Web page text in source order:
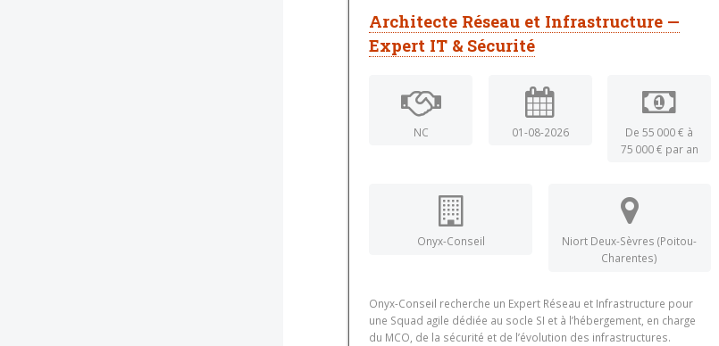
Architecte Réseau et Infrastructure —
Expert IT & Sécurité
NC 01-08-2026
De 55 000 € à
75 000 € par an
Onyx-Conseil
Niort Deux-Sèvres (Poitou-
Charentes)
Onyx-Conseil recherche un Expert Réseau et Infrastructure pour
une Squad agile dédiée au socle SI et à l’hébergement, en charge
du MCO, de la sécurité et de l’évolution des infrastructures.